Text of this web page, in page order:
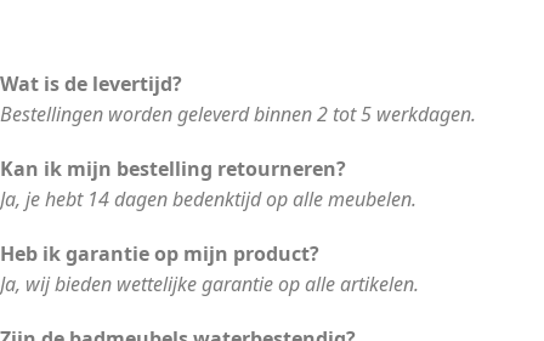
Wat is de levertijd?
Bestellingen worden geleverd binnen 2 tot 5 werkdagen.
Kan ik mijn bestelling retourneren?
Ja, je hebt 14 dagen bedenktijd op alle meubelen.
Heb ik garantie op mijn product?
Ja, wij bieden wettelijke garantie op alle artikelen.